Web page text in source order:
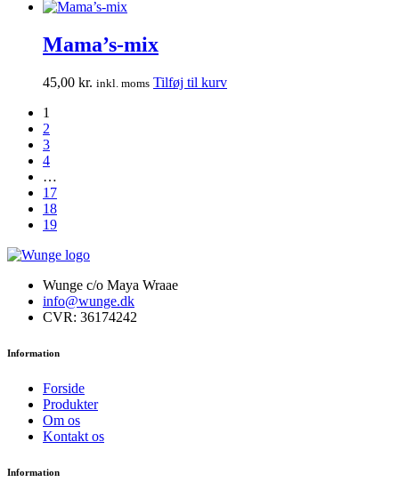
Mama’s-mix
45,00 kr. inkl. moms Tilføj til kurv
1
2
3
4
…
17
18
19
Wunge c/o Maya Wraae
info@wunge.dk
CVR: 36174242
Information
Forside
Produkter
Om os
Kontakt os
Information